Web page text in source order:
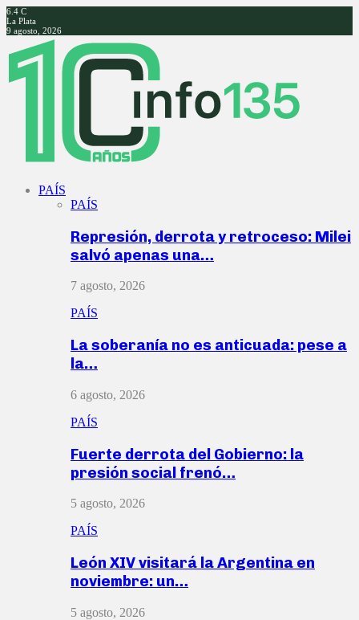
6.4 C
La Plata
9 agosto, 2026
Facebook
Twitter
Instagram
Youtube
PAÍS
PAÍS
Represión, derrota y retroceso: Milei
salvó apenas una…
7 agosto, 2026
PAÍS
La soberanía no es anticuada: pese a
la…
6 agosto, 2026
PAÍS
Fuerte derrota del Gobierno: la
presión social frenó…
5 agosto, 2026
PAÍS
León XIV visitará la Argentina en
noviembre: un…
5 agosto, 2026